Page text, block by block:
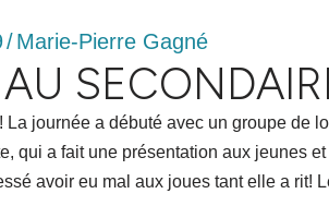
/ Marie-Pierre Gagné
journée a débuté avec un groupe de
qui a fait une présentation aux jeunes
avoir eu mal aux joues tant elle a rit!